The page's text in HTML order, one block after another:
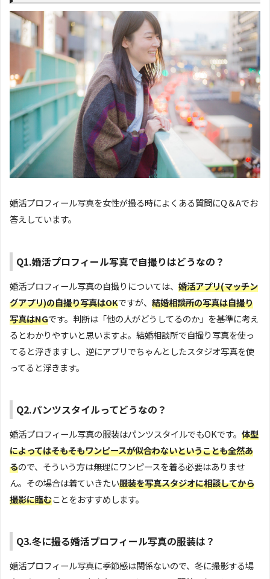
婚活プロフィール写真を女性が撮る時によくある質問にQ＆Aでお
答えしています。
Q1.婚活プロフィール写真で自撮りはどうなの？
婚活プロフィール写真の自撮りについては、 婚活アプリ(マッチン
グアプリ)の自撮り写真はOKですが、 結婚相談所の写真は自撮り
写真はNGです。判断は「他の人がどうしてるのか」を基準に考え
るとわかりやすいと思いますよ。結婚相談所で自撮り写真を使っ
てると浮きますし、逆にアプリでちゃんとしたスタジオ写真を使
ってると浮きます。
Q2.パンツスタイルってどうなの？
婚活プロフィール写真の服装はパンツスタイルでもOKです。 体型
によってはそもそもワンピースが似合わないということも全然あ
るので、そういう方は無理にワンピースを着る必要はありませ
ん。その場合は着ていきたい服装を写真スタジオに相談してから
撮影に臨むことをおすすめします。
Q3.冬に撮る婚活プロフィール写真の服装は？
婚活プロフィール写真に季節感は関係ないので、冬に撮影する場